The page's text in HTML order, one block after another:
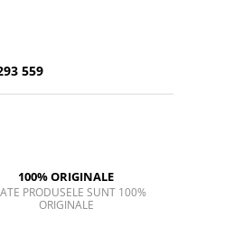
559
100% ORIGINALE
PRODUSELE SUNT 100%
ORIGINALE